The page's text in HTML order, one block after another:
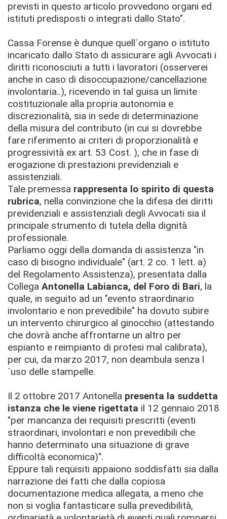
previsti in questo articolo provvedono organi ed
istituti predisposti o integrati dallo Stato".
Cassa Forense è dunque quell´organo o istituto
incaricato dallo Stato di assicurare agli Avvocati i
diritti riconosciuti a tutti i lavoratori (osserverei
anche in caso di disoccupazione/cancellazione
involontaria..), ricevendo in tal guisa un limite
costituzionale alla propria autonomia e
discrezionalità, sia in sede di determinazione
della misura del contributo (in cui si dovrebbe
fare riferimento ai criteri di proporzionalità e
progressività ex art. 53 Cost. ), che in fase di
erogazione di prestazioni previdenziali e
assistenziali.
Tale premessa rappresenta lo spirito di questa
rubrica, nella convinzione che la difesa dei diritti
previdenziali e assistenziali degli Avvocati sia il
principale strumento di tutela della dignità
professionale.
Parliamo oggi della domanda di assistenza "in
caso di bisogno individuale" (art. 2 co. 1 lett. a)
del Regolamento Assistenza), presentata dalla
Collega Antonella Labianca, del Foro di Bari, la
quale, in seguito ad un "evento straordinario
involontario e non prevedibile" ha dovuto subire
un intervento chirurgico al ginocchio (attestando
che dovrà anche affrontarne un altro per
espianto e reimpianto di protesi mal calibrata),
per cui, da marzo 2017, non deambula senza l
´uso delle stampelle.
Il 2 ottobre 2017 Antonella presenta la suddetta
istanza che le viene rigettata il 12 gennaio 2018
"per mancanza dei requisiti prescritti (eventi
straordinari, involontari e non prevedibili che
hanno determinato una situazione di grave
difficoltà economica)".
Eppure tali requisiti appaiono soddisfatti sia dalla
narrazione dei fatti che dalla copiosa
documentazione medica allegata, a meno che
non si voglia fantasticare sulla prevedibilità,